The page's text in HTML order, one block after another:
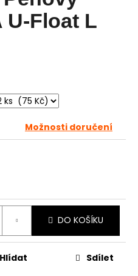
U-Float L
Možnosti doručení
DO KOŠÍKU
Hlídat Sdílet